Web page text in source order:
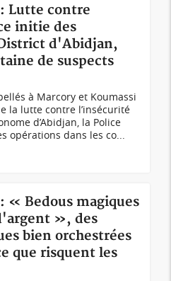
Lutte contre
initie des
d'Abidjan,
de suspects
à Marcory et Koumassi
la lutte contre l’insécurité
d’Abidjan, la Police
opérations dans les co...
« Bedous magiques
», des
bien orchestrées
que risquent les